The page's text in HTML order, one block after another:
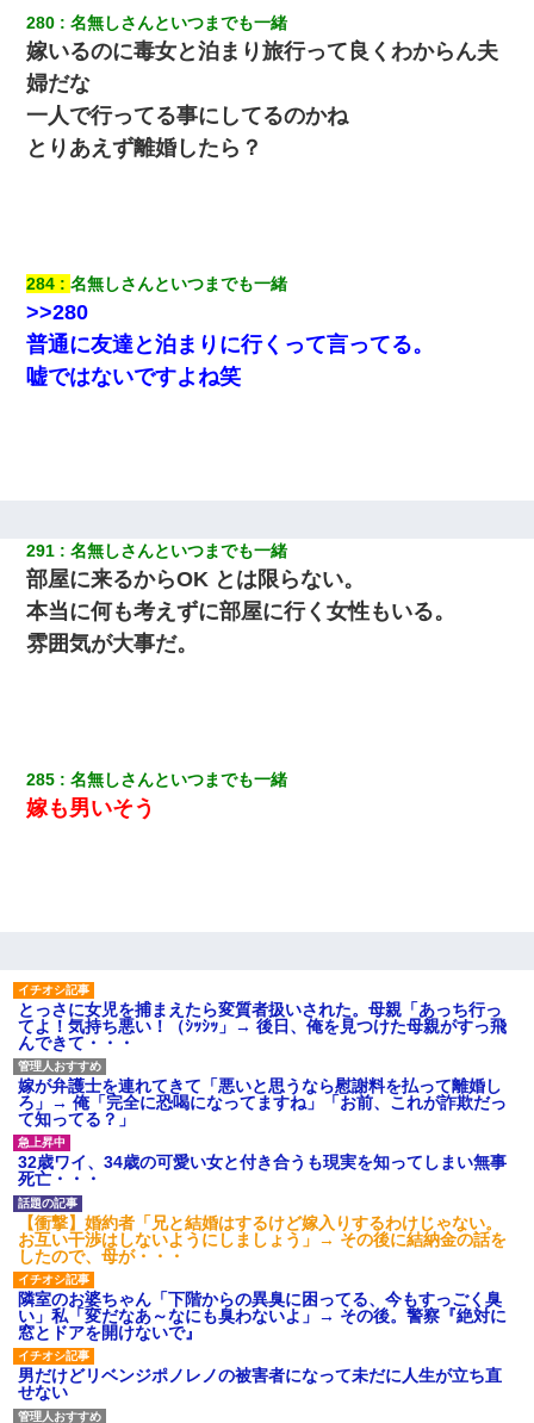
280 名無しさんといつまでも一緒
嫁いるのに毒女と泊まり旅行って良くわからん夫
婦だな
一人で行ってる事にしてるのかね
とりあえず離婚したら？
284 名無しさんといつまでも一緒
>>280
普通に友達と泊まりに行くって言ってる。
嘘ではないですよね笑
291 名無しさんといつまでも一緒
部屋に来るからOK とは限らない。
本当に何も考えずに部屋に行く女性もいる。
雰囲気が大事だ。
285 名無しさんといつまでも一緒
嫁も男いそう
とっさに女児を捕まえたら変質者扱いされた。母親「あっち行っ
てよ！気持ち悪い！（ｼｯｼｯ」→ 後日、俺を見つけた母親がすっ飛
んできて・・・
嫁が弁護士を連れてきて「悪いと思うなら慰謝料を払って離婚し
ろ」→ 俺「完全に恐喝になってますね」「お前、これが詐欺だっ
て知ってる？」
32歳ワイ、34歳の可愛い女と付き合うも現実を知ってしまい無事
死亡・・・
【衝撃】婚約者「兄と結婚はするけど嫁入りするわけじゃない。
お互い干渉はしないようにしましょう」→ その後に結納金の話を
したので、母が・・・
隣室のお婆ちゃん「下階からの異臭に困ってる、今もすっごく臭
い」私「変だなあ～なにも臭わないよ」→ その後。警察『絶対に
窓とドアを開けないで』
男だけどリベンジポノレノの被害者になって未だに人生が立ち直
せない